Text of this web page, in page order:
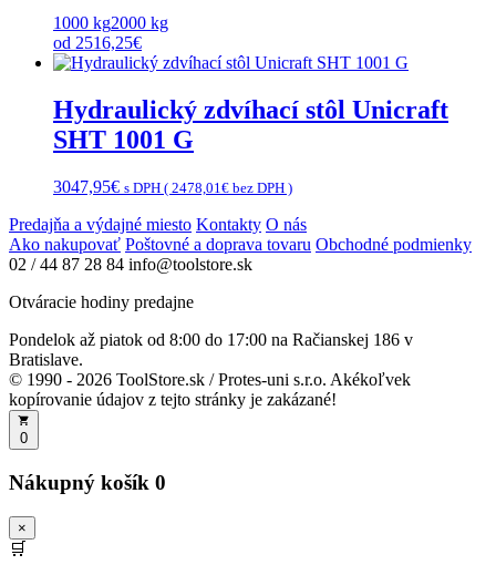
1000 kg2000 kg
od 2516,25€
Hydraulický zdvíhací stôl Unicraft
SHT 1001 G
3047,95€ s DPH ( 2478,01€ bez DPH )
Predajňa a výdajné miesto Kontakty O nás
Ako nakupovať Poštovné a doprava tovaru Obchodné podmienky
02 / 44 87 28 84 info@toolstore.sk
Otváracie hodiny predajne
Pondelok až piatok od 8:00 do 17:00 na Račianskej 186 v
Bratislave.
© 1990 - 2026 ToolStore.sk / Protes-uni s.r.o. Akékoľvek
kopírovanie údajov z tejto stránky je zakázané!
0
Nákupný košík 0
×
🛒